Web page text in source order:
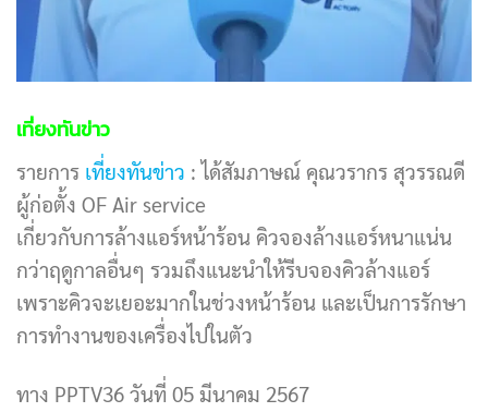
เที่ยงทันข่าว
รายการ เที่ยงทันข่าว : ได้สัมภาษณ์ คุณวรากร สุวรรณดี
ผู้ก่อตั้ง OF Air service
เกี่ยวกับการล้างแอร์หน้าร้อน คิวจองล้างแอร์หนาแน่น
กว่าฤดูกาลอื่นๆ รวมถึงแนะนำให้รีบจองคิวล้างแอร์
เพราะคิวจะเยอะมากในช่วงหน้าร้อน และเป็นการรักษา
การทำงานของเครื่องไปในตัว
ทาง PPTV36 วันที่ 05 มีนาคม 2567